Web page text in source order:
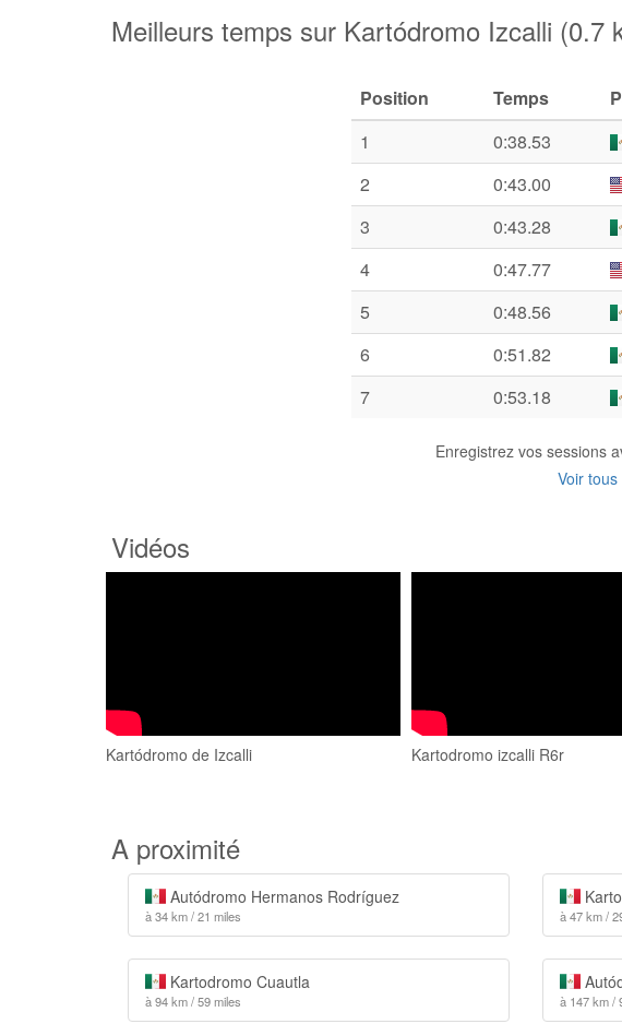
Meilleurs temps sur Kartódromo Izcalli (0.7
Position Temps
1
0:38.53
2
0:43.00
3
0:43.28
4
0:47.77
5
0:48.56
6
0:51.82
7
0:53.18
Enregistrez vos sessions
Voir
Vidéos
Kartódromo de Izcalli Kartodromo izcalli R6r
A proximité
Autódromo Hermanos Rodríguez
à 34 km / 21 miles à 47 km /
Kartodromo Cuautla
à 94 km / 59 miles à 147 km /